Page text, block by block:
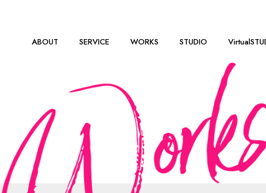
ABOUT SERVICE WORKS STUDIO
いて